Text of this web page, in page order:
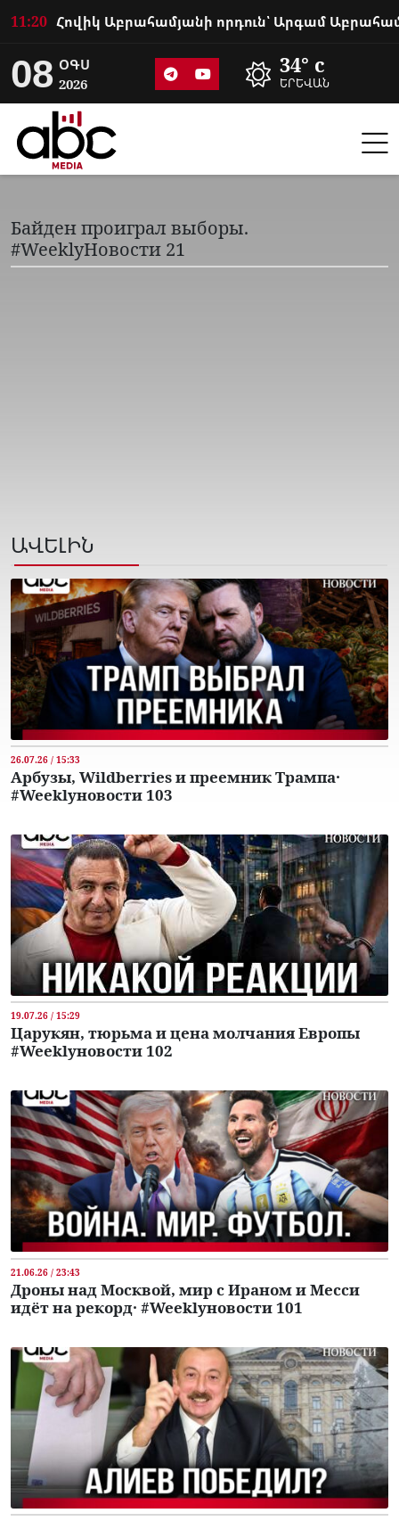
11:20
08 ՕԳՍ
2026
34° c
ԵՐԵՎԱՆ
Байден проиграл выборы.
#WeeklyНовости 21
ԱՎԵԼԻՆ
26.07.26 / 15:33
Арбузы, Wildberries и преемник Трампа․
#Weeklyновости 103
19.07.26 / 15:29
Царукян, тюрьма и цена молчания Европы
#Weeklyновости 102
21.06.26 / 23:43
Дроны над Москвой, мир с Ираном и Месси
идёт на рекорд․ #Weeklyновости 101